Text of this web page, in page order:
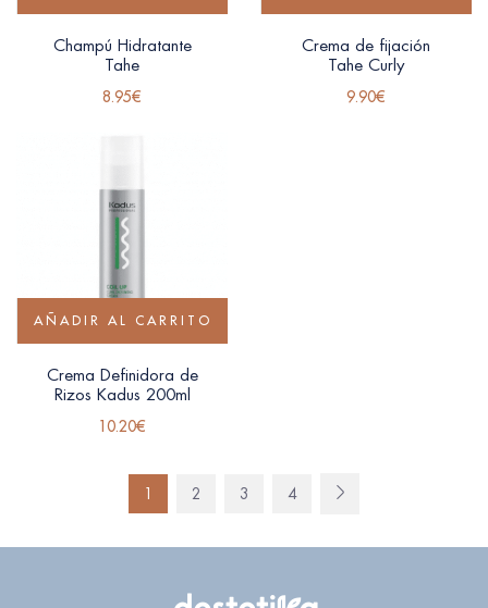
Champú Hidratante
Tahe
8.95€
Crema de fijación
Tahe Curly
9.90€
AÑADIR AL CARRITO
Crema Definidora de
Rizos Kadus 200ml
10.20€
1 2 3 4